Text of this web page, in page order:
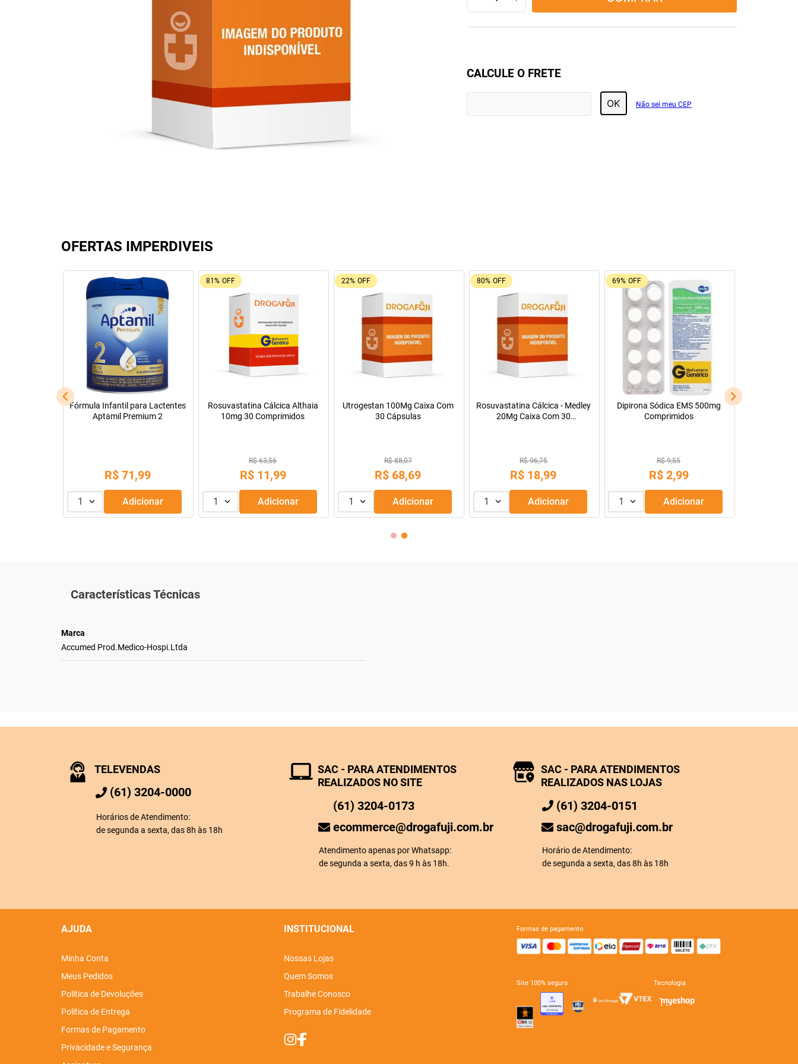
CALCULE O FRETE
OK Não sei meu CEP
OFERTAS IMPERDIVEIS
Fórmula Infantil para Lactentes
Aptamil Premium 2
R$ 71,99
1 Adicionar
81% OFF
Rosuvastatina Cálcica Althaia
10mg 30 Comprimidos
R$ 63,56
R$ 11,99
1 Adicionar
22% OFF
Utrogestan 100Mg Caixa Com
30 Cápsulas
R$ 88,07
R$ 68,69
1 Adicionar
80% OFF
Rosuvastatina Cálcica - Medley
20Mg Caixa Com 30
R$ 96,75
R$ 18,99
1 Adicionar
69% OFF
Dipirona Sódica EMS 500mg
Comprimidos
R$ 9,55
R$ 2,99
1 Adicionar
Características Técnicas
Marca
Accumed Prod.Medico-Hospi.Ltda
TELEVENDAS
(61) 3204-0000
Horários de Atendimento:
de segunda a sexta, das 8h às 18h
SAC - PARA ATENDIMENTOS
REALIZADOS NO SITE
(61) 3204-0173
ecommerce@drogafuji.com.br
Atendimento apenas por Whatsapp:
de segunda a sexta, das 9 h às 18h.
SAC - PARA ATENDIMENTOS
REALIZADOS NAS LOJAS
(61) 3204-0151
sac@drogafuji.com.br
Horário de Atendimento:
de segunda a sexta, das 8h às 18h
AJUDA
Minha Conta
Meus Pedidos
Política de Devoluções
Política de Entrega
Formas de Pagamento
Privacidade e Segurança
INSTITUCIONAL
Nossas Lojas
Quem Somos
Trabalhe Conosco
Programa de Fidelidade
formas de pagamento
site 100% seguro tecnologia